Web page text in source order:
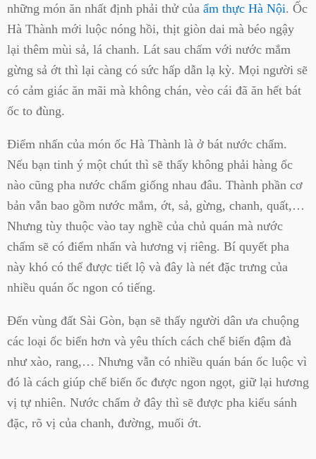
những món ăn nhất định phải thử của ẩm thực Hà Nội. Ốc
Hà Thành mới luộc nóng hồi, thịt giòn dai mà béo ngậy
lại thêm mùi sả, lá chanh. Lát sau chấm với nước mắm
gừng sả ớt thì lại càng có sức hấp dẫn lạ kỳ. Mọi người sẽ
có cảm giác ăn mãi mà không chán, vèo cái đã ăn hết bát
ốc to đùng.
Điểm nhấn của món ốc Hà Thành là ở bát nước chấm.
Nếu bạn tinh ý một chút thì sẽ thấy không phải hàng ốc
nào cũng pha nước chấm giống nhau đâu. Thành phần cơ
bản vẫn bao gồm nước mắm, ớt, sả, gừng, chanh, quất,…
Nhưng tùy thuộc vào tay nghề của chủ quán mà nước
chấm sẽ có điểm nhấn và hương vị riêng. Bí quyết pha
này khó có thể được tiết lộ và đây là nét đặc trưng của
nhiều quán ốc ngon có tiếng.
Đến vùng đất Sài Gòn, bạn sẽ thấy người dân ưa chuộng
các loại ốc biển hơn và yêu thích cách chế biến đậm đà
như xào, rang,… Nhưng vẫn có nhiều quán bán ốc luộc vì
đó là cách giúp chế biến ốc được ngon ngọt, giữ lại hương
vị tự nhiên. Nước chấm ở đây thì sẽ được pha kiểu sánh
đặc, rõ vị của chanh, đường, muối ớt.